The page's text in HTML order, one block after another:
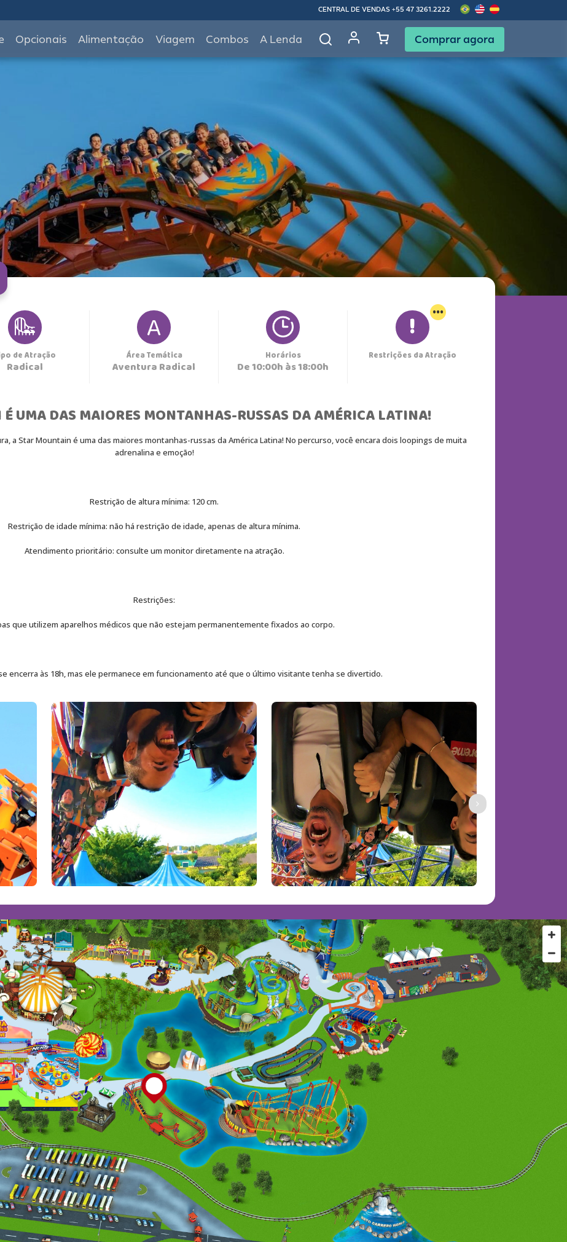
CENTRAL DE VENDAS +55 47 3261.2222
Opcionais Alimentação Viagem Combos A Lenda Comprar agora
de Atração
A
Área Temática
Aventura Radical
Horários
De 10:00h às 18:00h
Restrições da Atração
...
UMA DAS MAIORES MONTANHAS-RUSSAS DA AMÉRICA LATINA!
a Star Mountain é uma das maiores montanhas-russas da América Latina! No percurso, você encara dois loopings de muita
adrenalina e emoção!
Restrição de altura mínima: 120 cm.
Restrição de idade mínima: não há restrição de idade, apenas de altura mínima.
Atendimento prioritário: consulte um monitor diretamente na atração.
Restrições:
que utilizem aparelhos médicos que não estejam permanentemente fixados ao corpo.
encerra às 18h, mas ele permanece em funcionamento até que o último visitante tenha se divertido.